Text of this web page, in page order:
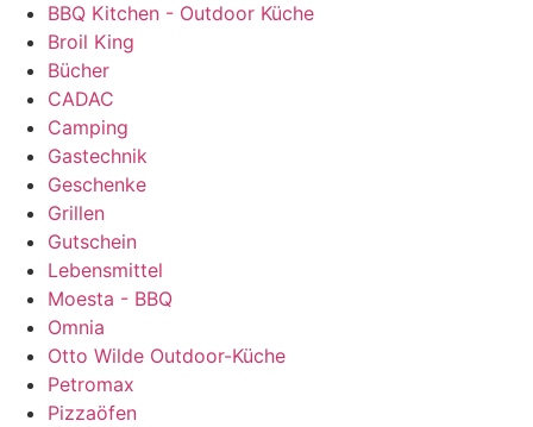
BBQ Kitchen - Outdoor Küche
Broil King
Bücher
CADAC
Camping
Gastechnik
Geschenke
Grillen
Gutschein
Lebensmittel
Moesta - BBQ
Omnia
Otto Wilde Outdoor-Küche
Petromax
Pizzaöfen